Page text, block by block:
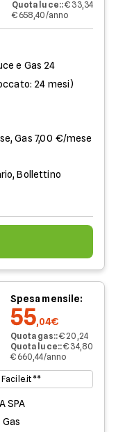
Quota luce::€ 33,34
€ 658,40/anno
e Gas 24
24 mesi)
Gas 7,00 €/mese
Bollettino
Spesa mensile:
55,04€
Quota gas::€ 20,24
Quota luce::€ 34,80
€ 660,44/anno
**
SPA